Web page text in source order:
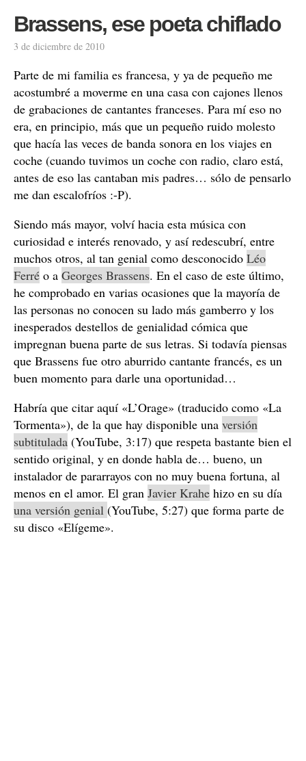
Brassens, ese poeta chiflado
3 de diciembre de 2010
Parte de mi familia es francesa, y ya de pequeño me
acostumbré a moverme en una casa con cajones llenos
de grabaciones de cantantes franceses. Para mí eso no
era, en principio, más que un pequeño ruido molesto
que hacía las veces de banda sonora en los viajes en
coche (cuando tuvimos un coche con radio, claro está,
antes de eso las cantaban mis padres… sólo de pensarlo
me dan escalofríos :-P).
Siendo más mayor, volví hacia esta música con
curiosidad e interés renovado, y así redescubrí, entre
muchos otros, al tan genial como desconocido Léo
Ferré o a Georges Brassens. En el caso de este último,
he comprobado en varias ocasiones que la mayoría de
las personas no conocen su lado más gamberro y los
inesperados destellos de genialidad cómica que
impregnan buena parte de sus letras. Si todavía piensas
que Brassens fue otro aburrido cantante francés, es un
buen momento para darle una oportunidad…
Habría que citar aquí «L’Orage» (traducido como «La
Tormenta»), de la que hay disponible una versión
subtitulada (YouTube, 3:17) que respeta bastante bien el
sentido original, y en donde habla de… bueno, un
instalador de pararrayos con no muy buena fortuna, al
menos en el amor. El gran Javier Krahe hizo en su día
una versión genial (YouTube, 5:27) que forma parte de
su disco «Elígeme».